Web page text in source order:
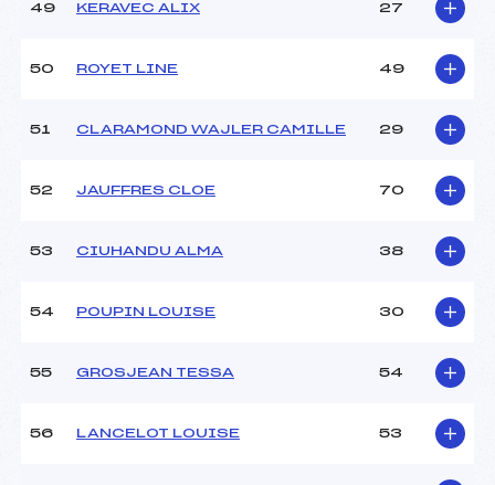
49 KERAVEC ALIX 27
50 ROYET LINE 49
51 CLARAMOND WAJLER CAMILLE 29
52 JAUFFRES CLOE 70
53 CIUHANDU ALMA 38
54 POUPIN LOUISE 30
55 GROSJEAN TESSA 54
56 LANCELOT LOUISE 53